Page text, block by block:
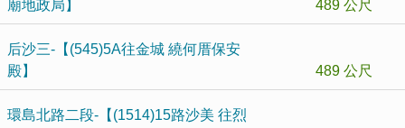
廟地政局】
489 公尺
后沙三-【(545)5A往金城 繞何厝保安
殿】
489 公尺
環島北路二段-【(1514)15路沙美 往烈